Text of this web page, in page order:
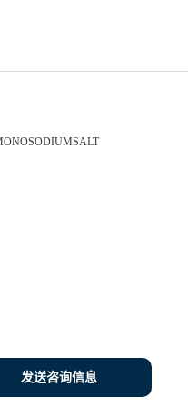
发送咨询信息